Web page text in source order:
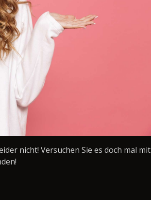
nicht! Versuchen Sie es doch mal mit